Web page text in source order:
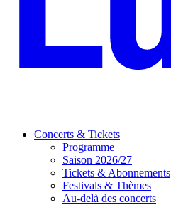
Concerts & Tickets
Programme
Saison 2026/27
Tickets & Abonnements
Festivals & Thèmes
Au-delà des concerts